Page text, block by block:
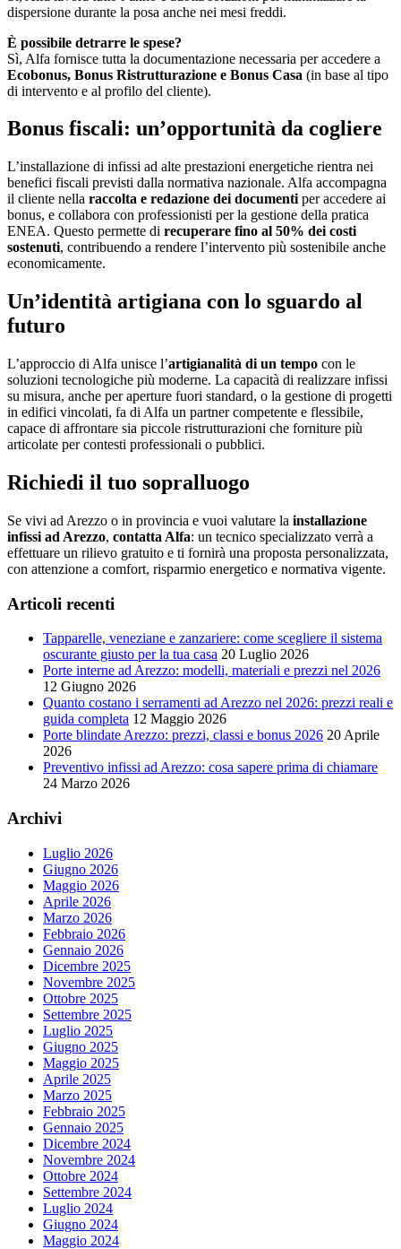
dispersione durante la posa anche nei mesi freddi.
È possibile detrarre le spese?
Sì, Alfa fornisce tutta la documentazione necessaria per accedere a
Ecobonus, Bonus Ristrutturazione e Bonus Casa (in base al tipo
di intervento e al profilo del cliente).
Bonus fiscali: un’opportunità da cogliere
L’installazione di infissi ad alte prestazioni energetiche rientra nei
benefici fiscali previsti dalla normativa nazionale. Alfa accompagna
il cliente nella raccolta e redazione dei documenti per accedere ai
bonus, e collabora con professionisti per la gestione della pratica
ENEA. Questo permette di recuperare fino al 50% dei costi
sostenuti, contribuendo a rendere l’intervento più sostenibile anche
economicamente.
Un’identità artigiana con lo sguardo al
futuro
L’approccio di Alfa unisce l’artigianalità di un tempo con le
soluzioni tecnologiche più moderne. La capacità di realizzare infissi
su misura, anche per aperture fuori standard, o la gestione di progetti
in edifici vincolati, fa di Alfa un partner competente e flessibile,
capace di affrontare sia piccole ristrutturazioni che forniture più
articolate per contesti professionali o pubblici.
Richiedi il tuo sopralluogo
Se vivi ad Arezzo o in provincia e vuoi valutare la installazione
infissi ad Arezzo, contatta Alfa: un tecnico specializzato verrà a
effettuare un rilievo gratuito e ti fornirà una proposta personalizzata,
con attenzione a comfort, risparmio energetico e normativa vigente.
Articoli recenti
Tapparelle, veneziane e zanzariere: come scegliere il sistema
oscurante giusto per la tua casa 20 Luglio 2026
Porte interne ad Arezzo: modelli, materiali e prezzi nel 2026
12 Giugno 2026
Quanto costano i serramenti ad Arezzo nel 2026: prezzi reali e
guida completa 12 Maggio 2026
Porte blindate Arezzo: prezzi, classi e bonus 2026 20 Aprile
2026
Preventivo infissi ad Arezzo: cosa sapere prima di chiamare
24 Marzo 2026
Archivi
Luglio 2026
Giugno 2026
Maggio 2026
Aprile 2026
Marzo 2026
Febbraio 2026
Gennaio 2026
Dicembre 2025
Novembre 2025
Ottobre 2025
Settembre 2025
Luglio 2025
Giugno 2025
Maggio 2025
Aprile 2025
Marzo 2025
Febbraio 2025
Gennaio 2025
Dicembre 2024
Novembre 2024
Ottobre 2024
Settembre 2024
Luglio 2024
Giugno 2024
Maggio 2024